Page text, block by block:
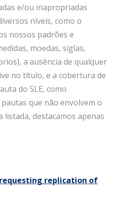
e/ou inapropriadas
níveis, como o
nossos padrões e
moedas, siglas,
a ausência de qualquer
no título, e a cobertura de
do SLE, como
que não envolvem o
listada, destacamos apenas
replication of